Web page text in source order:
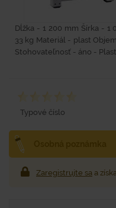
Dĺžka - 1 200 mm Šírka -
33 kg Materiál - plast
Stohovateľnosť - áno -
Typové číslo
Zaregistrujte sa a